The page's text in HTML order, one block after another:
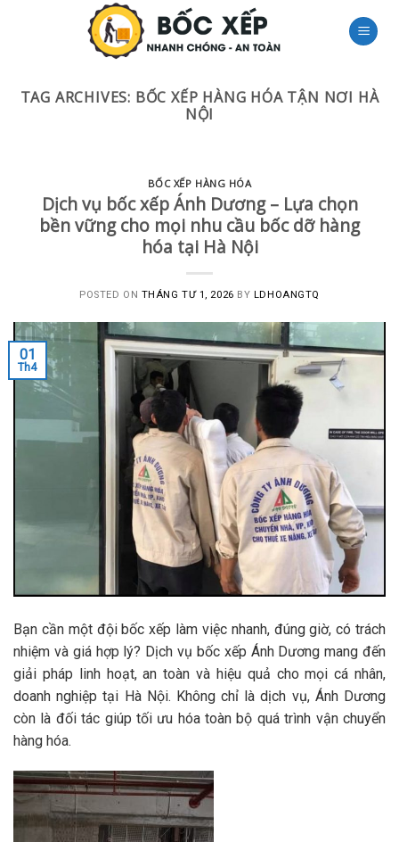
TAG ARCHIVES: BỐC XẾP HÀNG HÓA TẬN NƠI HÀ
NỘI
BỐC XẾP HÀNG HÓA
Dịch vụ bốc xếp Ánh Dương – Lựa chọn
bền vững cho mọi nhu cầu bốc dỡ hàng
hóa tại Hà Nội
POSTED ON THÁNG TƯ 1, 2026 BY LDHOANGTQ
01
Th4
Bạn cần một đội bốc xếp làm việc nhanh, đúng giờ, có trách
nhiệm và giá hợp lý? Dịch vụ bốc xếp Ánh Dương mang đến
giải pháp linh hoạt, an toàn và hiệu quả cho mọi cá nhân,
doanh nghiệp tại Hà Nội. Không chỉ là dịch vụ, Ánh Dương
còn là đối tác giúp tối ưu hóa toàn bộ quá trình vận chuyển
hàng hóa.